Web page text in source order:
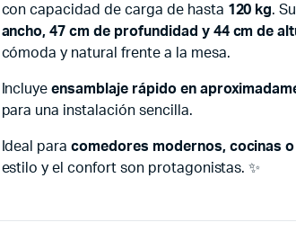
con capacidad de carga de hasta 120 kg.
ancho, 47 cm de profundidad y 44 cm de
cómoda y natural frente a la mesa.
Incluyeensamblaje rápido en
para una instalación sencilla.
Ideal paracomedores modernos, cocinas
estilo y el confort son protagonistas. ✨